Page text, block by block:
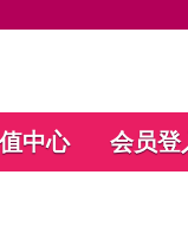
中心 会员登